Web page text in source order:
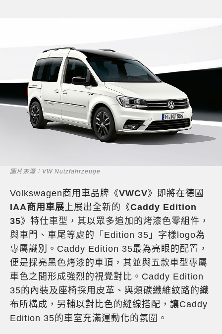
圖片來源：VW Nutzfahrzeuge
Volkswagen商用車品牌《VWCV》即將在德國
IAA商用車展上展出全新的《Caddy Edition
35》特仕車型，其以眾多追加的烤漆色零組件，
與車門、車尾等處的「Edition 35」字樣logo為
專屬識別。Caddy Edition 35最為亮眼的配置，
便是採亮黑色烤漆的車頂，其並與五款車型專屬
車色之間形成強烈的視覺對比。Caddy Edition
35的內裝及座椅採用皮革、與類碳纖維紋路的織
布所構成，另輔以對比色的縫線搭配，讓Caddy
Edition 35的車室充滿運動化的氛圍。